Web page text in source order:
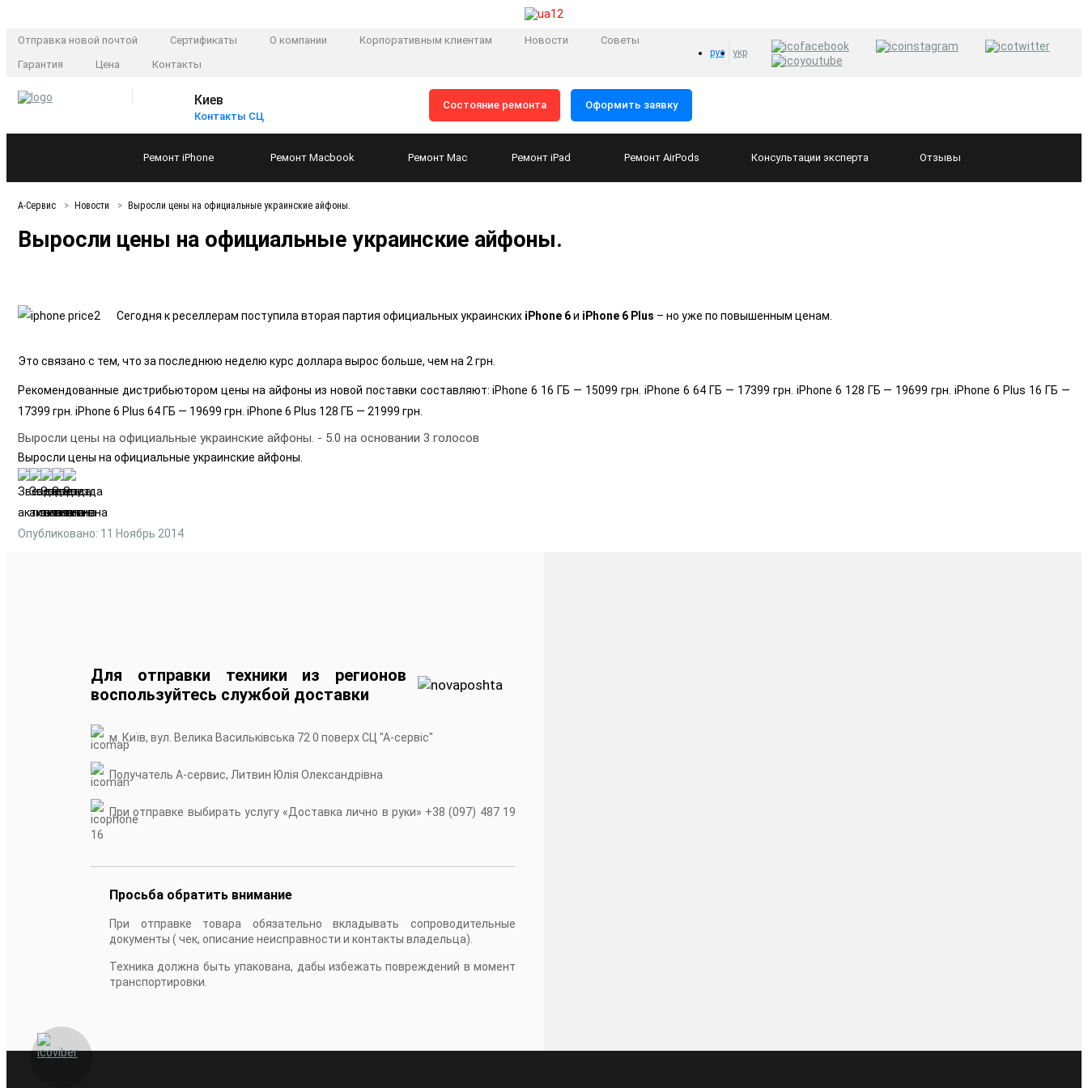
Отправка новой почтой Сертификаты О компании Корпоративным клиентам Новости
Советы
Гарантия
Цена Контакты
рус укр
Киев
Контакты СЦ
Состояние ремонта Оформить заявку
Ремонт iPhone Ремонт Macbook Ремонт Mac Ремонт iPad Ремонт AirPods Консультации эксперта Отзывы
А-Сервис Новости Выросли цены на официальные украинские айфоны.
Выросли цены на официальные украинские айфоны.
Сегодня к реселлерам поступила вторая партия официальных украинских iPhone 6и iPhone 6 Plus – но уже по повышенным ценам.
Это связано с тем, что за последнюю неделю курс доллара вырос больше, чем на 2 грн.
Рекомендованные дистрибьютором цены на айфоны из новой поставки составляют: iPhone 6 16 ГБ — 15099 грн. iPhone 6 64 ГБ — 17399 грн. iPhone 6 128 ГБ — 19699 грн. iPhone 6 Plus 16 ГБ —
17399 грн. iPhone 6 Plus 64 ГБ — 19699 грн. iPhone 6 Plus 128 ГБ — 21999 грн.
Выросли цены на официальные украинские айфоны. - 5.0 на основании 3 голосов
Выросли цены на официальные украинские айфоны.
Опубликовано: 11 Ноябрь 2014
Для отправки техники из регионов
воспользуйтесь службой доставки
м. Київ, вул. Велика Васильківська 72 0 поверх СЦ "А-сервiс"
Получатель А-сервис, Литвин Юлія Олександрівна
При отправке выбирать услугу «Доставка лично в руки» +38 (097) 487 19
16
Просьба обратить внимание
При отправке товара обязательно вкладывать сопроводительные
документы ( чек, описание неисправности и контакты владельца).
Техника должна быть упакована, дабы избежать повреждений в момент
транспортировки.